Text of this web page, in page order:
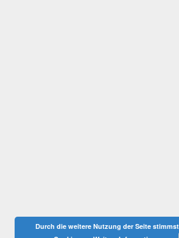
Durch die weitere Nutzung der Seite